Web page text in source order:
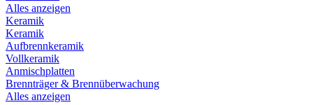
Alles anzeigen
Keramik
Keramik
Aufbrennkeramik
Vollkeramik
Anmischplatten
Brennträger & Brennüberwachung
Alles anzeigen